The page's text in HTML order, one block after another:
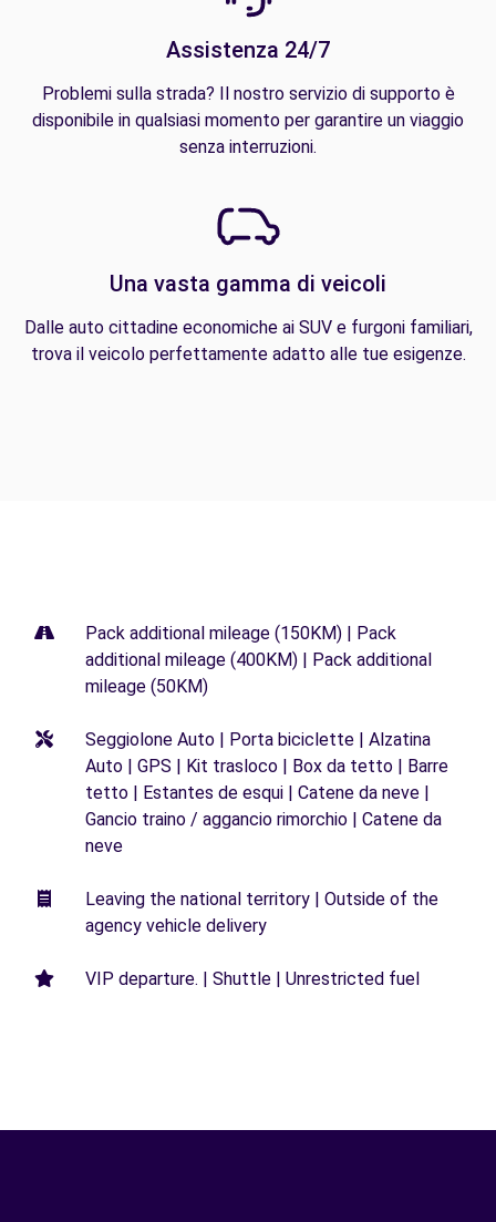
Assistenza 24/7
Problemi sulla strada? Il nostro servizio di supporto è
disponibile in qualsiasi momento per garantire un viaggio
senza interruzioni.
Una vasta gamma di veicoli
Dalle auto cittadine economiche ai SUV e furgoni familiari,
trova il veicolo perfettamente adatto alle tue esigenze.
Pack additional mileage (150KM) | Pack
additional mileage (400KM) | Pack additional
mileage (50KM)
Seggiolone Auto | Porta biciclette | Alzatina
Auto | GPS | Kit trasloco | Box da tetto | Barre
tetto | Estantes de esqui | Catene da neve |
Gancio traino / aggancio rimorchio | Catene da
neve
Leaving the national territory | Outside of the
agency vehicle delivery
VIP departure. | Shuttle | Unrestricted fuel